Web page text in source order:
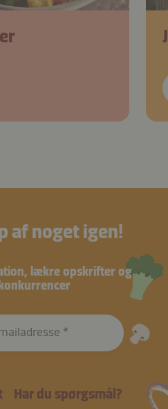
af noget igen!
lækre opskrifter og
Har du spørgsmål?